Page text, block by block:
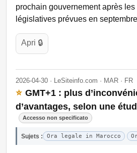
prochain gouvernement après
législatives prévues en
Apri 🔒
2026-04-30 · LeSiteinfo.com · MAR · FR
⭐ GMT+1 : plus
d’avantages, selon une
Accesso non specificato
Sujets : Ora legale in Marocco